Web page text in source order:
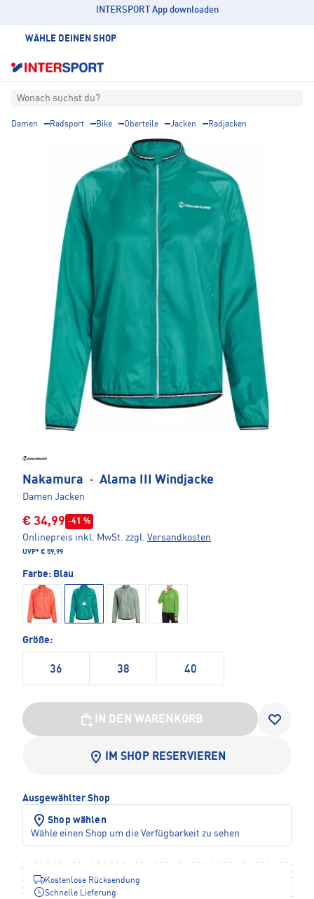
INTERSPORT App downloaden
WÄHLE DEINEN SHOP
Wonach suchst du?
Damen Radsport Bike Oberteile Jacken Radjacken
Nakamura · Alama III Windjacke
Damen Jacken
€ 34,99 -41 %
Onlinepreis inkl. MwSt. zzgl. Versandkosten
UVP* € 59,99
Farbe: Blau
Größe:
36 38 40
IN DEN WARENKORB
IM SHOP RESERVIEREN
Ausgewählter Shop
Shop wählen
Wähle einen Shop um die Verfügbarkeit zu sehen
Kostenlose Rücksendung
Schnelle Lieferung